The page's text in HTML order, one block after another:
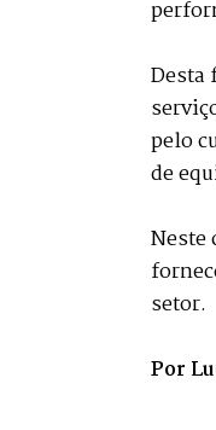
Desta
pelo
de
Neste
setor.
Por